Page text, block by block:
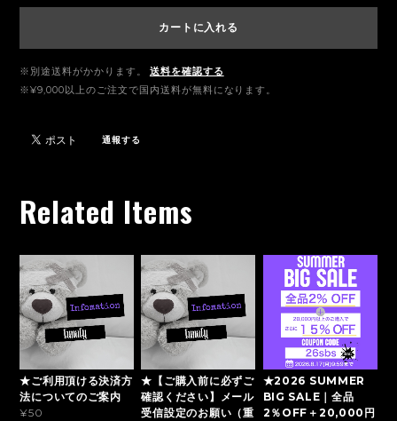
カートに入れる
※別途送料がかかります。
送料を確認する
※¥9,000以上のご注文で国内送料が無料になります。
通報する
Related Items
★ご利用頂ける決済方
法についてのご案内
¥50
★【ご購入前に必ずご
確認ください】メール
受信設定のお願い（重
★2026 SUMMER
BIG SALE｜全品
2％OFF＋20,000円